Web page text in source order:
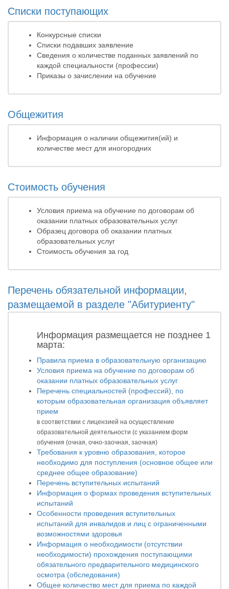
Списки поступающих
Конкурсные списки
Списки подавших заявление
Сведения о количестве поданных заявлений по
каждой специальности (профессии)
Приказы о зачислении на обучение
Общежития
Информация о наличии общежития(ий) и
количестве мест для иногородних
Стоимость обучения
Условия приема на обучение по договорам об
оказании платных образовательных услуг
Образец договора об оказании платных
образовательных услуг
Стоимость обучения за год
Перечень обязательной информации,
размещаемой в разделе "Абитуриенту"
Информация размещается не позднее 1
марта:
Правила приема в образовательную организацию
Условия приема на обучение по договорам об
оказании платных образовательных услуг
Перечень специальностей (профессий), по
которым образовательная организация объявляет
прием
в соответствии с лицензией на осуществление
образовательной деятельности (с указанием форм
обучения (очная, очно-заочная, заочная)
Требования к уровню образования, которое
необходимо для поступления (основное общее или
среднее общее образование)
Перечень вступительных испытаний
Информация о формах проведения вступительных
испытаний
Особенности проведения вступительных
испытаний для инвалидов и лиц с ограниченными
возможностями здоровья
Информация о необходимости (отсутствии
необходимости) прохождения поступающими
обязательного предварительного медицинского
осмотра (обследования)
Общее количество мест для приема по каждой